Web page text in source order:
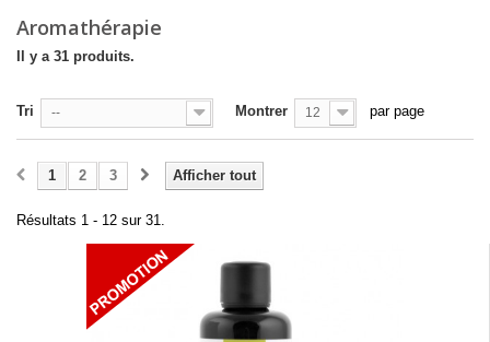
Aromathérapie
Il y a 31 produits.
Tri -- Montrer 12 par page
Afficher tout
1 2 3
Résultats 1 - 12 sur 31.